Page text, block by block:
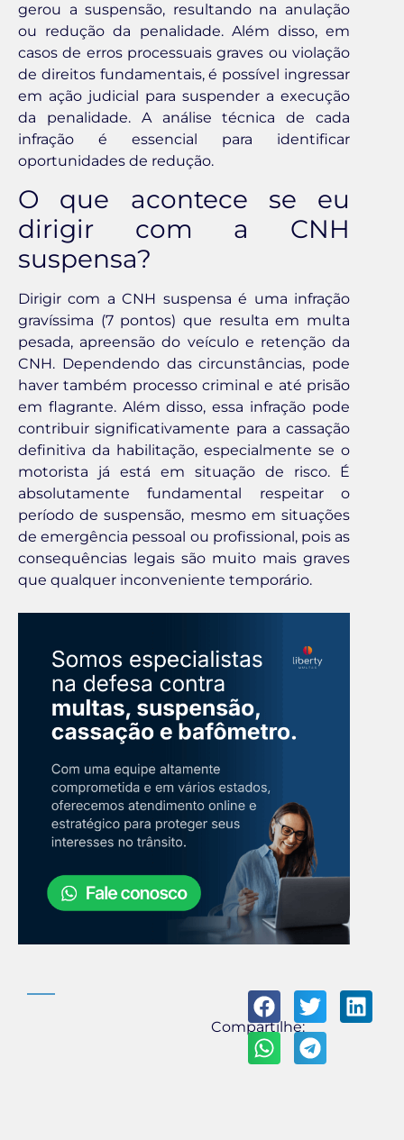
gerou a suspensão, resultando na anulação
ou redução da penalidade. Além disso, em
casos de erros processuais graves ou violação
de direitos fundamentais, é possível ingressar
em ação judicial para suspender a execução
da penalidade. A análise técnica de cada
infração é essencial para identificar
oportunidades de redução.
O que acontece se eu
dirigir com a CNH
suspensa?
Dirigir com a CNH suspensa é uma infração
gravíssima (7 pontos) que resulta em multa
pesada, apreensão do veículo e retenção da
CNH. Dependendo das circunstâncias, pode
haver também processo criminal e até prisão
em flagrante. Além disso, essa infração pode
contribuir significativamente para a cassação
definitiva da habilitação, especialmente se o
motorista já está em situação de risco. É
absolutamente fundamental respeitar o
período de suspensão, mesmo em situações
de emergência pessoal ou profissional, pois as
consequências legais são muito mais graves
que qualquer inconveniente temporário.
Compartilhe: